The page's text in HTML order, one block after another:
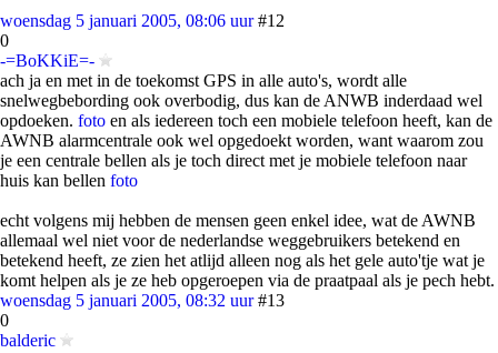
woensdag 5 januari 2005, 08:06 uur #12
0
-=BoKKiE=-
ach ja en met in de toekomst GPS in alle auto's, wordt alle
snelwegbebording ook overbodig, dus kan de ANWB inderdaad wel
opdoeken. foto en als iedereen toch een mobiele telefoon heeft, kan de
AWNB alarmcentrale ook wel opgedoekt worden, want waarom zou
je een centrale bellen als je toch direct met je mobiele telefoon naar
huis kan bellen foto
echt volgens mij hebben de mensen geen enkel idee, wat de AWNB
allemaal wel niet voor de nederlandse weggebruikers betekend en
betekend heeft, ze zien het atlijd alleen nog als het gele auto'tje wat je
komt helpen als je ze heb opgeroepen via de praatpaal als je pech hebt.
woensdag 5 januari 2005, 08:32 uur #13
0
balderic